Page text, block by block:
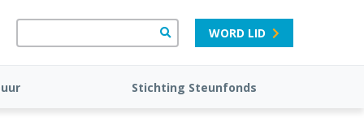
WORD LID
Stichting Steunfonds